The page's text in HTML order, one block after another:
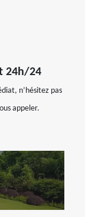
24h/24
n’hésitez pas
appeler.